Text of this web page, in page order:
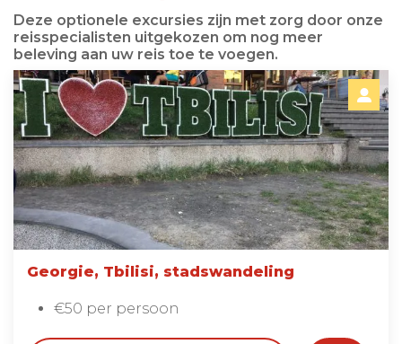
Deze optionele excursies zijn met zorg door onze
reisspecialisten uitgekozen om nog meer
beleving aan uw reis toe te voegen.
Georgie, Tbilisi, stadswandeling
€50 per persoon